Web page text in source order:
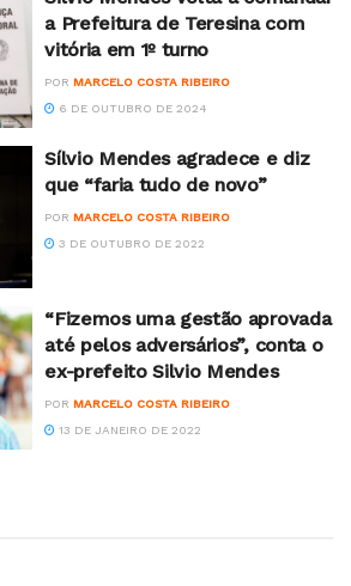
a Prefeitura de Teresina com
vitória em 1º turno
POR MARCELO COSTA RIBEIRO
6 DE OUTUBRO DE 2024
Sílvio Mendes agradece e diz
que “faria tudo de novo”
POR MARCELO COSTA RIBEIRO
3 DE OUTUBRO DE 2022
“Fizemos uma gestão aprovada
até pelos adversários”, conta o
ex-prefeito Silvio Mendes
POR MARCELO COSTA RIBEIRO
13 DE JANEIRO DE 2022